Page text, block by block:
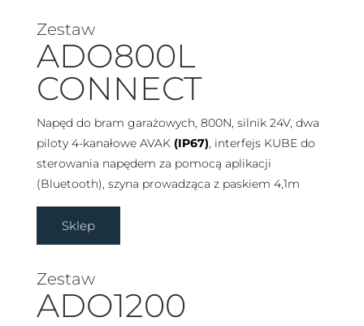
Zestaw
ADO800L
CONNECT
Napęd do bram garażowych, 800N, silnik 24V, dwa
piloty 4-kanałowe AVAK (IP67), interfejs KUBE do
sterowania napędem za pomocą aplikacji
(Bluetooth), szyna prowadząca z paskiem 4,1m
Sklep
Zestaw
ADO1200